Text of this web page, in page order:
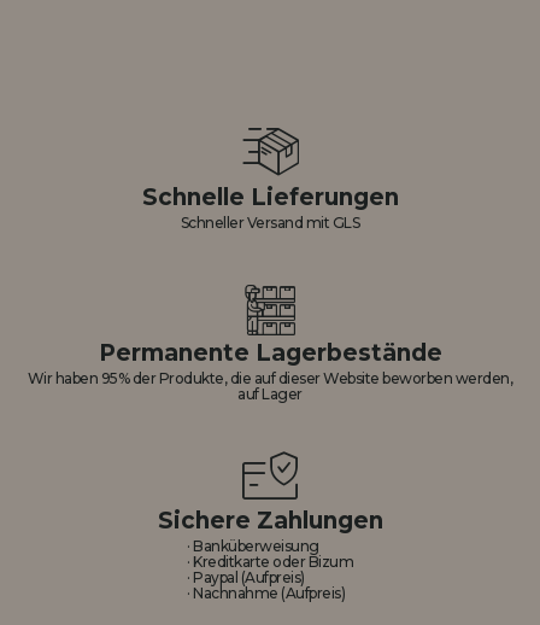
Schnelle Lieferungen
Schneller Versand mit GLS
Permanente Lagerbestände
Wir haben 95% der Produkte, die auf dieser Website beworben werden,
auf Lager
Sichere Zahlungen
· Banküberweisung
· Kreditkarte oder Bizum
· Paypal (Aufpreis)
· Nachnahme (Aufpreis)